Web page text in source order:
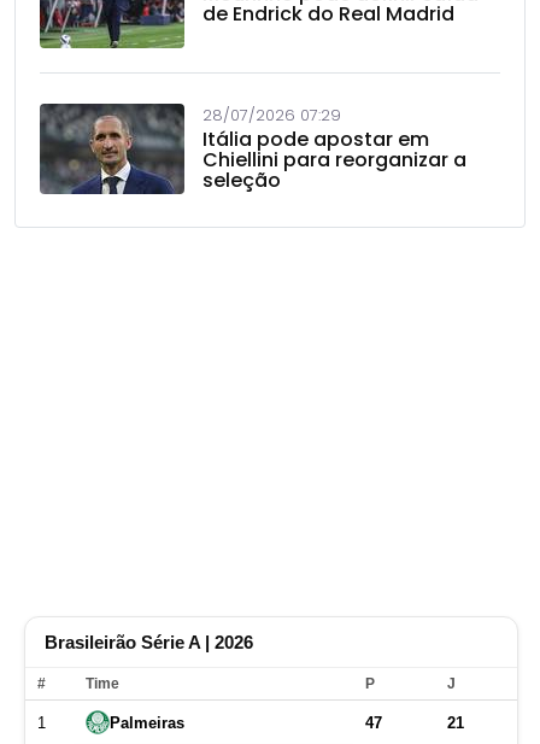
de Endrick do Real Madrid
28/07/2026 07:29
Itália pode apostar em
Chiellini para reorganizar a
seleção